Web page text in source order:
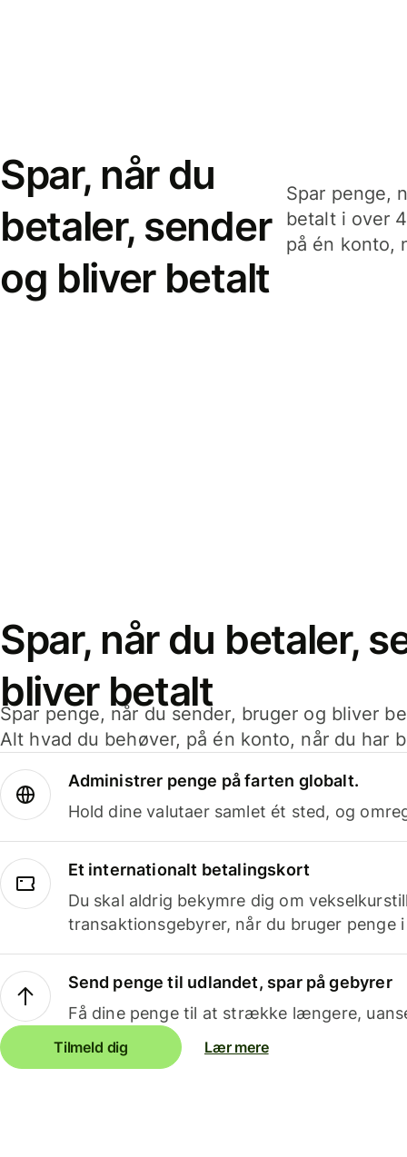
Spar, når du
betaler, sender
og bliver betalt
Spar penge,
betalt i over
på én konto,
Spar, når du betaler,
bliver betalt
Spar penge, når du sender, bruger og bliver
Alt hvad du behøver, på én konto, når du har
Administrer penge på farten globalt.
Hold dine valutaer samlet ét sted, og
Et internationalt betalingskort
Du skal aldrig bekymre dig om
transaktionsgebyrer, når du bruger penge
Send penge til udlandet, spar på gebyrer
Få dine penge til at strække længere,
Tilmeld dig Lær mere